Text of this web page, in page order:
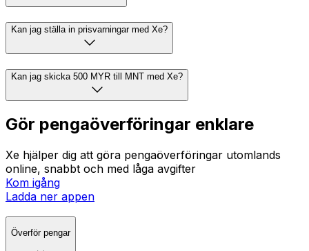
Kan jag ställa in prisvarningar med Xe?
Kan jag skicka 500 MYR till MNT med Xe?
Gör pengaöverföringar enklare
Xe hjälper dig att göra pengaöverföringar utomlands
online, snabbt och med låga avgifter
Kom igång
Ladda ner appen
Överför pengar